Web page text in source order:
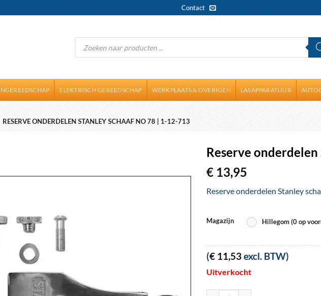
Contact
Producten
zoeken
ELEKTRISCH GEREEDSCHAP WERKPLAATS & OVERIGEN LASAPPARATUUR
RESERVE ONDERDELEN STANLEY SCHAAF NO 78 | 1-12-713
Reserve
€ 13,95
Reserve onderdelen Stanley
Magazijn Hillegom (0 op
(€ 11,53excl. BTW)
Uitverkocht